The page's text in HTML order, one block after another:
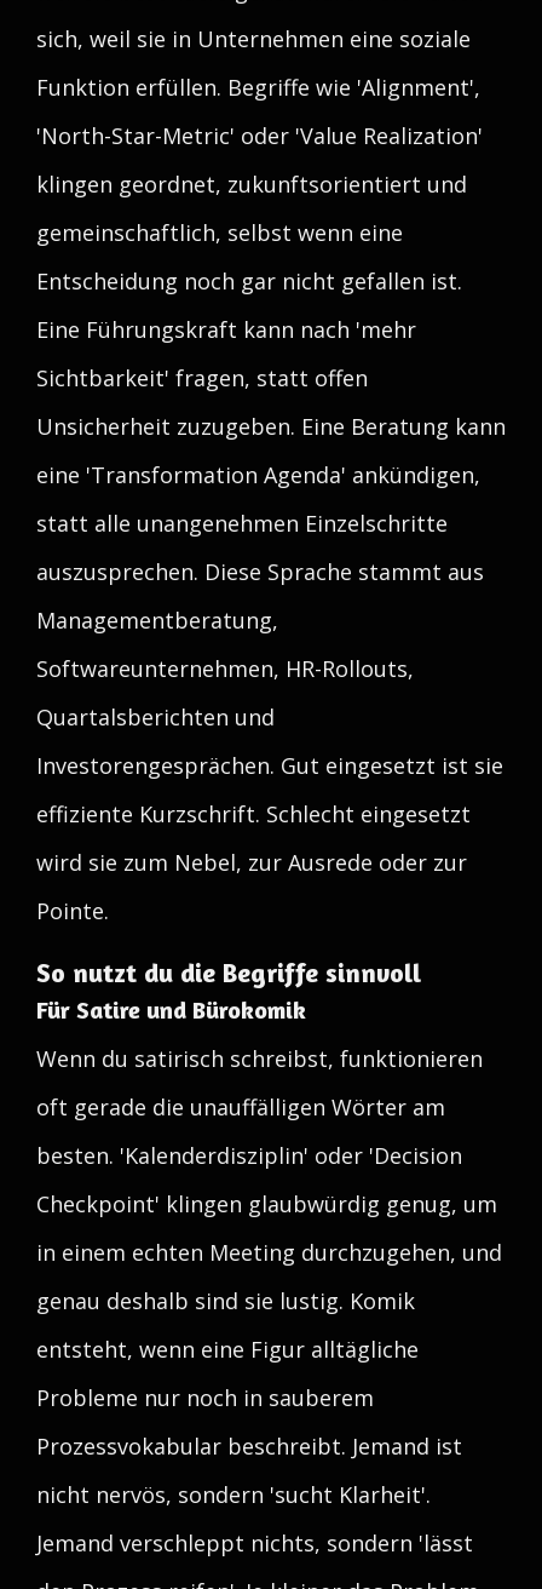
sich, weil sie in Unternehmen eine soziale
Funktion erfüllen. Begriffe wie 'Alignment',
'North-Star-Metric' oder 'Value Realization'
klingen geordnet, zukunftsorientiert und
gemeinschaftlich, selbst wenn eine
Entscheidung noch gar nicht gefallen ist.
Eine Führungskraft kann nach 'mehr
Sichtbarkeit' fragen, statt offen
Unsicherheit zuzugeben. Eine Beratung kann
eine 'Transformation Agenda' ankündigen,
statt alle unangenehmen Einzelschritte
auszusprechen. Diese Sprache stammt aus
Managementberatung,
Softwareunternehmen, HR-Rollouts,
Quartalsberichten und
Investorengesprächen. Gut eingesetzt ist sie
effiziente Kurzschrift. Schlecht eingesetzt
wird sie zum Nebel, zur Ausrede oder zur
Pointe.
So nutzt du die Begriffe sinnvoll
Für Satire und Bürokomik
Wenn du satirisch schreibst, funktionieren
oft gerade die unauffälligen Wörter am
besten. 'Kalenderdisziplin' oder 'Decision
Checkpoint' klingen glaubwürdig genug, um
in einem echten Meeting durchzugehen, und
genau deshalb sind sie lustig. Komik
entsteht, wenn eine Figur alltägliche
Probleme nur noch in sauberem
Prozessvokabular beschreibt. Jemand ist
nicht nervös, sondern 'sucht Klarheit'.
Jemand verschleppt nichts, sondern 'lässt